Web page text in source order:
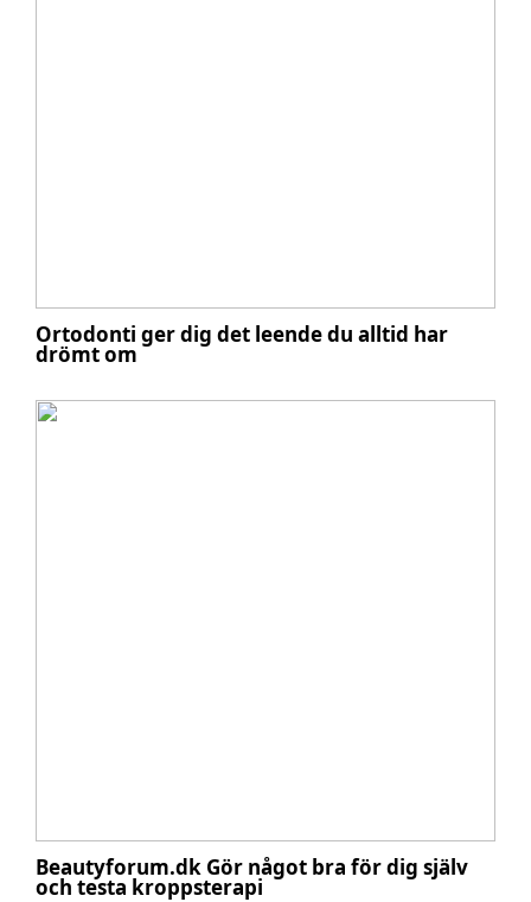
Ortodonti ger dig det leende du alltid har
drömt om
Beautyforum.dk Gör något bra för dig själv
och testa kroppsterapi